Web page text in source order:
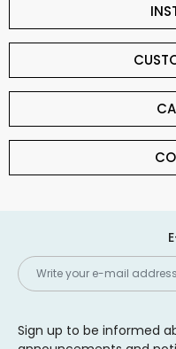
Sign up to be informed